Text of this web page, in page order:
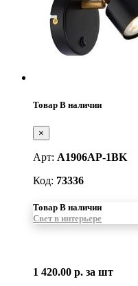
Товар В наличии
×
Арт: A1906AP-1BK
Код: 73336
Товар В наличии
Свет в интерьере
1 420.00 р. за шт